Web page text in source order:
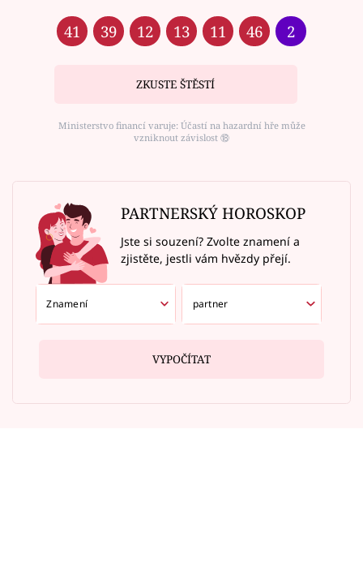
41 39 12 13 11 46 2
ZKUSTE ŠTĚSTÍ
Ministerstvo financí varuje: Účastí na hazardní hře může
vzniknout závislost ⑱
PARTNERSKÝ HOROSKOP
Jste si souzení? Zvolte znamení a
zjistěte, jestli vám hvězdy přejí.
VYPOČÍTAT